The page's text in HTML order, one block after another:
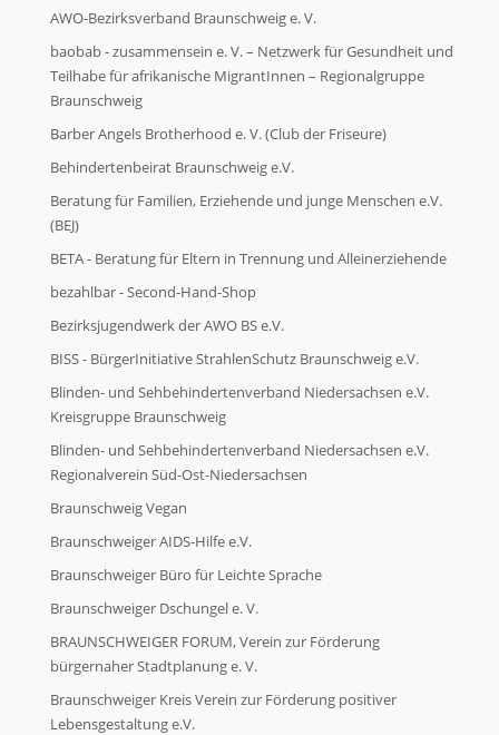
So können Sie helfen
So können Sie helfen
Zeitspende
Zeitspende
Sachspende
Geldspende
Unsere Unterstützer
Unsere Unterstützer
AWO-Bezirksverband Braunschweig e. V.
baobab - zusammensein e. V. – Netzwerk für Gesundheit und
Teilhabe für afrikanische MigrantInnen – Regionalgruppe
Braunschweig
Barber Angels Brotherhood e. V. (Club der Friseure)
Behindertenbeirat Braunschweig e.V.
Beratung für Familien, Erziehende und junge Menschen e.V.
(BEJ)
BETA - Beratung für Eltern in Trennung und Alleinerziehende
bezahlbar - Second-Hand-Shop
Bezirksjugendwerk der AWO BS e.V.
BISS - BürgerInitiative StrahlenSchutz Braunschweig e.V.
Blinden- und Sehbehindertenverband Niedersachsen e.V.
Kreisgruppe Braunschweig
Blinden- und Sehbehindertenverband Niedersachsen e.V.
Regionalverein Süd-Ost-Niedersachsen
Braunschweig Vegan
Braunschweiger AIDS-Hilfe e.V.
Braunschweiger Büro für Leichte Sprache
Braunschweiger Dschungel e. V.
BRAUNSCHWEIGER FORUM, Verein zur Förderung
bürgernaher Stadtplanung e. V.
Braunschweiger Kreis Verein zur Förderung positiver
Lebensgestaltung e.V.